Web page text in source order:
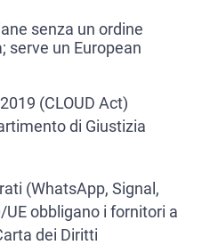
senza un ordine
serve un European
(CLOUD Act)
di Giustizia
(WhatsApp, Signal,
obbligano i fornitori a
dei Diritti